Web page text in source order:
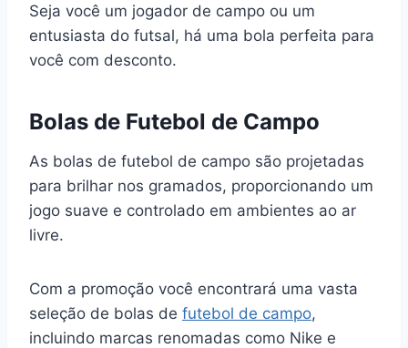
Seja você um jogador de campo ou um
entusiasta do futsal, há uma bola perfeita para
você com desconto.
Bolas de Futebol de Campo
As bolas de futebol de campo são projetadas
para brilhar nos gramados, proporcionando um
jogo suave e controlado em ambientes ao ar
livre.
Com a promoção você encontrará uma vasta
seleção de bolas de futebol de campo,
incluindo marcas renomadas como Nike e